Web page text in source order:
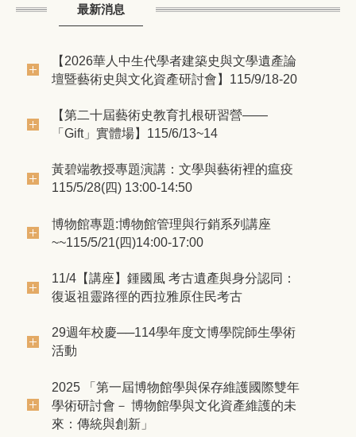
最新消息
【2026華人中生代學者建築史與文學遺產論
壇暨藝術史與文化資產研討會】115/9/18-20
【第二十屆藝術史教育扎根研習營——
「Gift」實體場】115/6/13~14
黃碧端教授專題演講：文學與藝術裡的瘟疫
115/5/28(四) 13:00-14:50
博物館專題:博物館管理與行銷系列講座
~~115/5/21(四)14:00-17:00
11/4【講座】鍾國風 考古遺產與身分認同：
復返祖靈路徑的西拉雅原住民考古
29週年校慶──114學年度文博學院師生學術
活動
2025 「第一屆博物館學與保存維護國際雙年
學術研討會－ 博物館學與文化資產維護的未
來：傳統與創新」